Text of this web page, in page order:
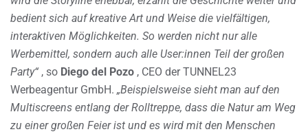
bedient sich auf kreative Art und Weise die vielfältigen,
interaktiven Möglichkeiten. So werden nicht nur alle
Werbemittel, sondern auch alle User:innen Teil der großen
Party“, so Diego del Pozo , CEO der TUNNEL23
Werbeagentur GmbH. „Beispielsweise sieht man auf den
Multiscreens entlang der Rolltreppe, dass die Natur am Weg
zu einer großen Feier ist und es wird mit den Menschen